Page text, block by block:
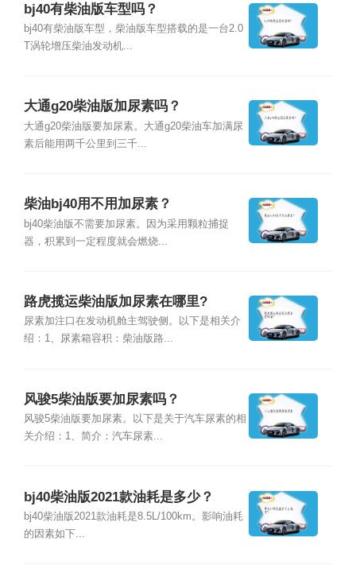
bj40有柴油版车型吗？
bj40有柴油版车型，柴油版车型搭载的是一台2.0
T涡轮增压柴油发动机...
大通g20柴油版加尿素吗？
大通g20柴油版要加尿素。大通g20柴油车加满尿
素后能用两千公里到三千...
柴油bj40用不用加尿素？
bj40柴油版不需要加尿素。因为采用颗粒捕捉
器，积累到一定程度就会燃烧...
路虎揽运柴油版加尿素在哪里?
尿素加注口在发动机舱主驾驶侧。以下是相关介
绍：1、尿素箱容积：柴油版路...
风骏5柴油版要加尿素吗？
风骏5柴油版要加尿素。以下是关于汽车尿素的相
关介绍：1、简介：汽车尿素...
bj40柴油版2021款油耗是多少？
bj40柴油版2021款油耗是8.5L/100km。影响油耗
的因素如下...